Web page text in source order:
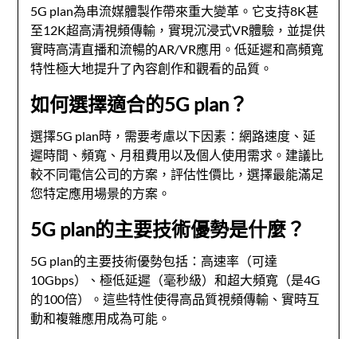
5G plan為串流媒體製作帶來重大變革。它支持8K甚
至12K超高清視頻傳輸，實現沉浸式VR體驗，並提供
實時高清直播和流暢的AR/VR應用。低延遲和高頻寬
特性極大地提升了內容創作和觀看的品質。
如何選擇適合的5G plan？
選擇5G plan時，需要考慮以下因素：網路速度、延
遲時間、頻寬、月租費用以及個人使用需求。建議比
較不同電信公司的方案，評估性價比，選擇最能滿足
您特定應用場景的方案。
5G plan的主要技術優勢是什麼？
5G plan的主要技術優勢包括：高速率（可達
10Gbps）、極低延遲（毫秒級）和超大頻寬（是4G
的100倍）。這些特性使得高品質視頻傳輸、實時互
動和複雜應用成為可能。